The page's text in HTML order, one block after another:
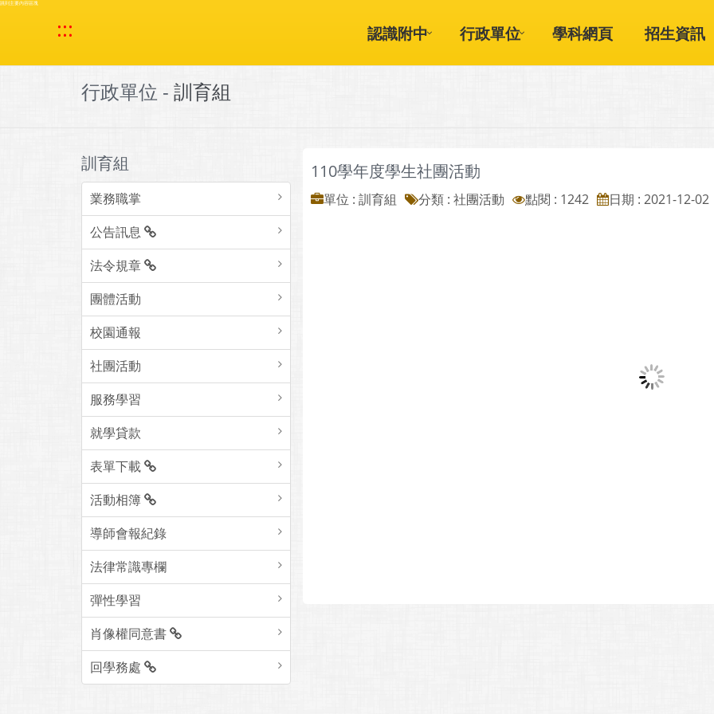
跳到主要內容區塊
::: 認識附中 行政單位 學科網頁 招生資訊
行政單位 - 訓育組
訓育組
業務職掌
公告訊息
法令規章
團體活動
校園通報
社團活動
服務學習
就學貸款
表單下載
活動相簿
導師會報紀錄
法律常識專欄
彈性學習
肖像權同意書
回學務處
110學年度學生社團活動
單位 : 訓育組 分類 : 社團活動 點閱 : 1242 日期 : 2021-12-02